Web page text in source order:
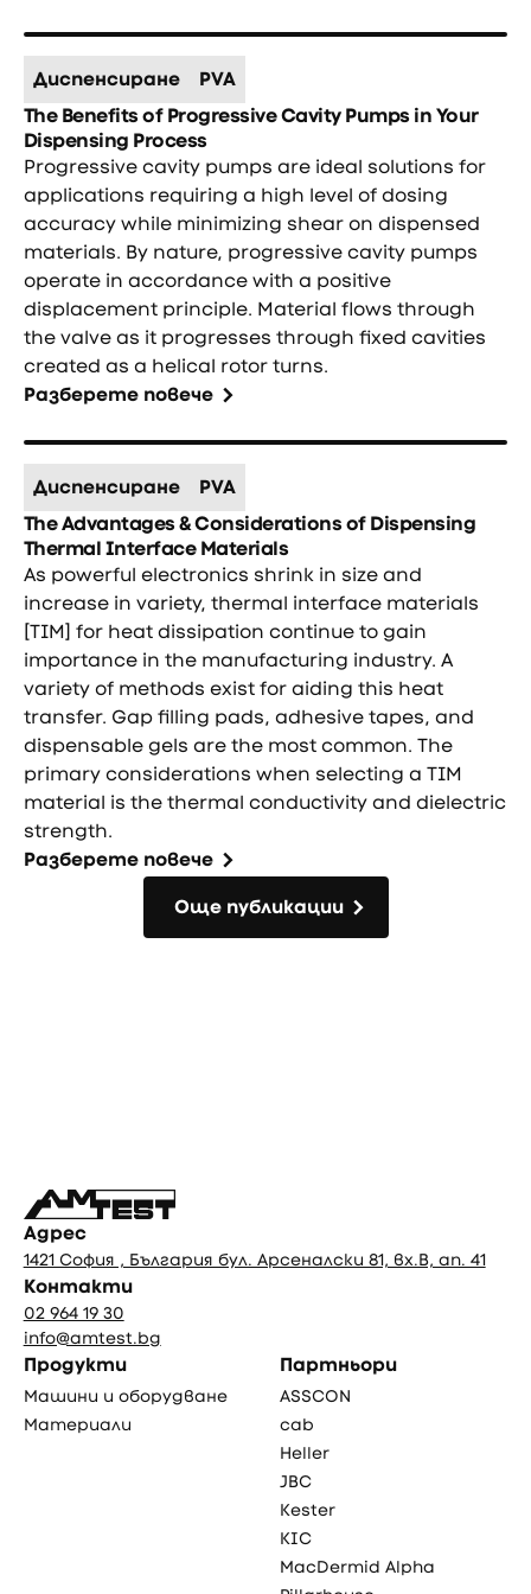
Диспенсиране PVA
The Benefits of Progressive Cavity Pumps in Your
Dispensing Process
Progressive cavity pumps are ideal solutions for
applications requiring a high level of dosing
accuracy while minimizing shear on dispensed
materials. By nature, progressive cavity pumps
operate in accordance with a positive
displacement principle. Material flows through
the valve as it progresses through fixed cavities
created as a helical rotor turns.
Разберете повече
Диспенсиране PVA
The Advantages & Considerations of Dispensing
Thermal Interface Materials
As powerful electronics shrink in size and
increase in variety, thermal interface materials
[TIM] for heat dissipation continue to gain
importance in the manufacturing industry. A
variety of methods exist for aiding this heat
transfer. Gap filling pads, adhesive tapes, and
dispensable gels are the most common. The
primary considerations when selecting a TIM
material is the thermal conductivity and dielectric
strength.
Разберете повече
Още публикации
Адрес
1421 София , България бул. Арсеналски 81, вх.В, ап. 41
Контакти
02 964 19 30
info@amtest.bg
Продукти
Машини и оборудване
Материали
Партньори
ASSCON
cab
Heller
JBC
Kester
KIC
MacDermid Alpha